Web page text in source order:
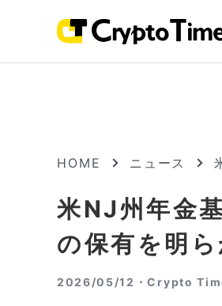
HOME ニュース
米NJ州年金
の保有を明
2026/05/12・Crypto